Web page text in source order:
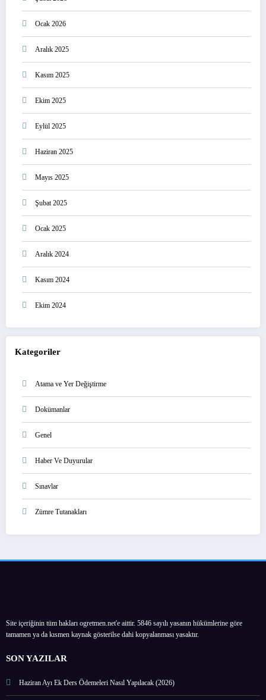
Ocak 2026
Aralık 2025
Kasım 2025
Ekim 2025
Eylül 2025
Haziran 2025
Mayıs 2025
Şubat 2025
Ocak 2025
Aralık 2024
Kasım 2024
Ekim 2024
Kategoriler
Atama ve Yer Değiştirme
Dokümanlar
Genel
Haber Ve Duyurular
Sınavlar
Zümre Tutanakları
Site içeriğinin tüm hakları ogretmen.net'e aittir. 5846 sayılı yasanın hükümlerine göre
tamamen ya da kısmen kaynak gösterilse dahi kopyalanması yasaktır.
SON YAZILAR
Haziran Ayı Ek Ders Ödemeleri Nasıl Yapılacak (2026)